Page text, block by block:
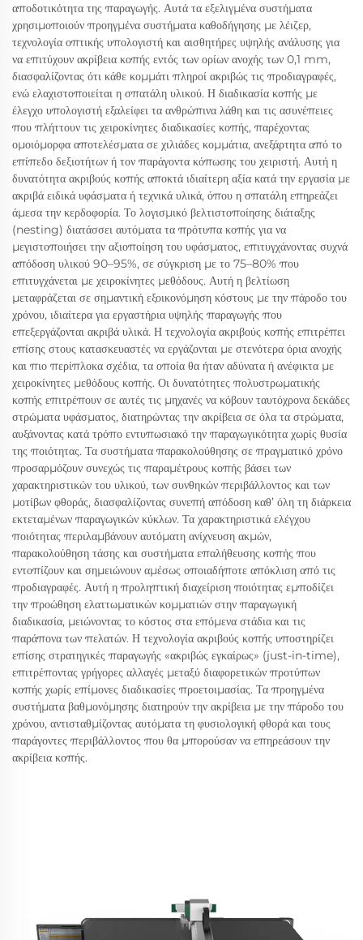
αποδοτικότητα της παραγωγής. Αυτά τα εξελιγμένα συστήματα
χρησιμοποιούν προηγμένα συστήματα καθοδήγησης με λέιζερ,
τεχνολογία οπτικής υπολογιστή και αισθητήρες υψηλής ανάλυσης για
να επιτύχουν ακρίβεια κοπής εντός των ορίων ανοχής των 0,1 mm,
διασφαλίζοντας ότι κάθε κομμάτι πληροί ακριβώς τις προδιαγραφές,
ενώ ελαχιστοποιείται η σπατάλη υλικού. Η διαδικασία κοπής με
έλεγχο υπολογιστή εξαλείφει τα ανθρώπινα λάθη και τις ασυνέπειες
που πλήττουν τις χειροκίνητες διαδικασίες κοπής, παρέχοντας
ομοιόμορφα αποτελέσματα σε χιλιάδες κομμάτια, ανεξάρτητα από το
επίπεδο δεξιοτήτων ή τον παράγοντα κόπωσης του χειριστή. Αυτή η
δυνατότητα ακριβούς κοπής αποκτά ιδιαίτερη αξία κατά την εργασία με
ακριβά ειδικά υφάσματα ή τεχνικά υλικά, όπου η σπατάλη επηρεάζει
άμεσα την κερδοφορία. Το λογισμικό βελτιστοποίησης διάταξης
(nesting) διατάσσει αυτόματα τα πρότυπα κοπής για να
μεγιστοποιήσει την αξιοποίηση του υφάσματος, επιτυγχάνοντας συχνά
απόδοση υλικού 90–95%, σε σύγκριση με το 75–80% που
επιτυγχάνεται με χειροκίνητες μεθόδους. Αυτή η βελτίωση
μεταφράζεται σε σημαντική εξοικονόμηση κόστους με την πάροδο του
χρόνου, ιδιαίτερα για εργαστήρια υψηλής παραγωγής που
επεξεργάζονται ακριβά υλικά. Η τεχνολογία ακριβούς κοπής επιτρέπει
επίσης στους κατασκευαστές να εργάζονται με στενότερα όρια ανοχής
και πιο περίπλοκα σχέδια, τα οποία θα ήταν αδύνατα ή ανέφικτα με
χειροκίνητες μεθόδους κοπής. Οι δυνατότητες πολυστρωματικής
κοπής επιτρέπουν σε αυτές τις μηχανές να κόβουν ταυτόχρονα δεκάδες
στρώματα υφάσματος, διατηρώντας την ακρίβεια σε όλα τα στρώματα,
αυξάνοντας κατά τρόπο εντυπωσιακό την παραγωγικότητα χωρίς θυσία
της ποιότητας. Τα συστήματα παρακολούθησης σε πραγματικό χρόνο
προσαρμόζουν συνεχώς τις παραμέτρους κοπής βάσει των
χαρακτηριστικών του υλικού, των συνθηκών περιβάλλοντος και των
μοτίβων φθοράς, διασφαλίζοντας συνεπή απόδοση καθ’ όλη τη διάρκεια
εκτεταμένων παραγωγικών κύκλων. Τα χαρακτηριστικά ελέγχου
ποιότητας περιλαμβάνουν αυτόματη ανίχνευση ακμών,
παρακολούθηση τάσης και συστήματα επαλήθευσης κοπής που
εντοπίζουν και σημειώνουν αμέσως οποιαδήποτε απόκλιση από τις
προδιαγραφές. Αυτή η προληπτική διαχείριση ποιότητας εμποδίζει
την προώθηση ελαττωματικών κομματιών στην παραγωγική
διαδικασία, μειώνοντας το κόστος στα επόμενα στάδια και τις
παράπονα των πελατών. Η τεχνολογία ακριβούς κοπής υποστηρίζει
επίσης στρατηγικές παραγωγής «ακριβώς εγκαίρως» (just-in-time),
επιτρέποντας γρήγορες αλλαγές μεταξύ διαφορετικών προτύπων
κοπής χωρίς επίμονες διαδικασίες προετοιμασίας. Τα προηγμένα
συστήματα βαθμονόμησης διατηρούν την ακρίβεια με την πάροδο του
χρόνου, αντισταθμίζοντας αυτόματα τη φυσιολογική φθορά και τους
παράγοντες περιβάλλοντος που θα μπορούσαν να επηρεάσουν την
ακρίβεια κοπής.